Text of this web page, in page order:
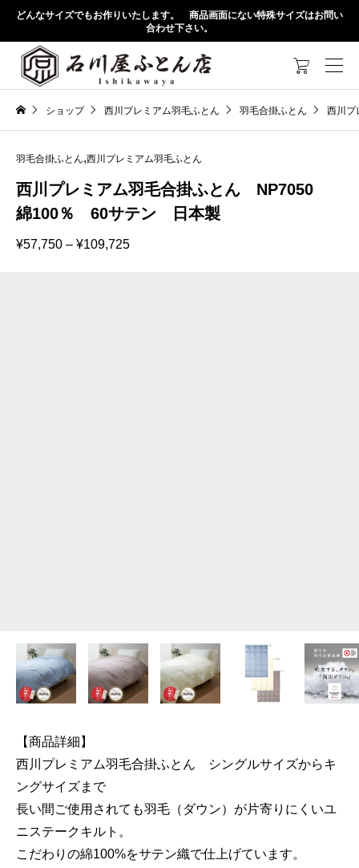
どんなサイズでもお作りいたします。 商品画面にない特殊サイズはお問い
合わせ下さい。

ショップ 西川プレミアム羽毛ふとん 羽毛合掛ふとん 西川
羽毛合掛ふとん,西川プレミアム羽毛ふとん
西川プレミアム羽毛合掛ふとん NP7050
綿100％ 60サテン 日本製
¥57,750 – ¥109,725価
【商品詳細】
西川プレミアム羽毛合掛ふとん シングルサイズからキ
ングサイズまで
長い間ご使用されても羽毛（ダウン）が片寄りにくいユ
ニステークキルト。
こだわりの綿100%をサテン織で仕上げています。